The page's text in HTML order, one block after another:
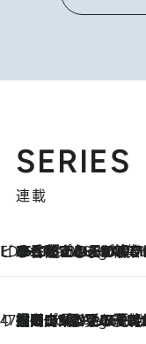
SERIES
連載
ビューティいいもの集め EDITORS' BEST
5 Hours Ago
35℃超えの日の夜、枕にひと吹き！ BAUMのルームスプレーが、ひのきの香りで心まで解きほぐす
47都道府県の手みやげ ひんやりスイーツで夏を満喫
5 Hours Ago
【岡山県】この夏絶対食べたい 冷やしておいしいおやつ3選 フルーツが主役のプリンやアイスが勢揃い